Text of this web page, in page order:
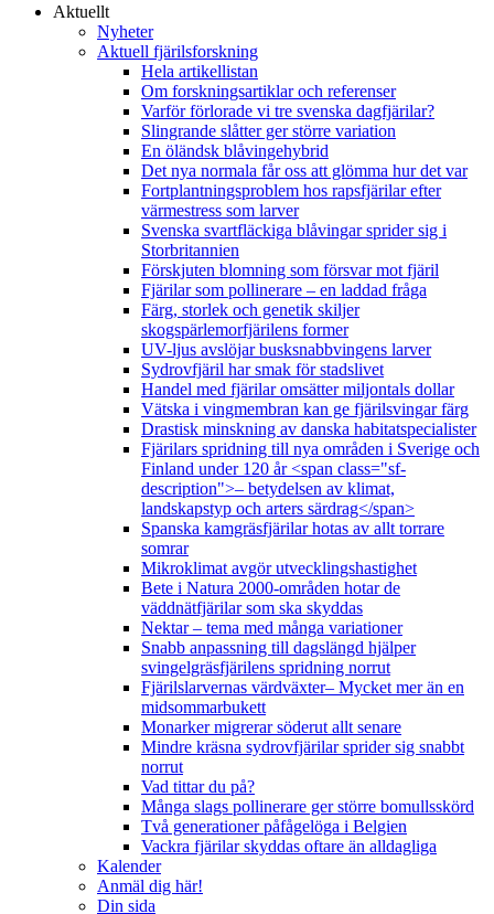
Aktuellt
Nyheter
Aktuell fjärilsforskning
Hela artikellistan
Om forskningsartiklar och referenser
Varför förlorade vi tre svenska dagfjärilar?
Slingrande slåtter ger större variation
En öländsk blåvingehybrid
Det nya normala får oss att glömma hur det var
Fortplantningsproblem hos rapsfjärilar efter
värmestress som larver
Svenska svartfläckiga blåvingar sprider sig i
Storbritannien
Förskjuten blomning som försvar mot fjäril
Fjärilar som pollinerare – en laddad fråga
Färg, storlek och genetik skiljer
skogspärlemorfjärilens former
UV-ljus avslöjar busksnabbvingens larver
Sydrovfjäril har smak för stadslivet
Handel med fjärilar omsätter miljontals dollar
Vätska i vingmembran kan ge fjärilsvingar färg
Drastisk minskning av danska habitatspecialister
Fjärilars spridning till nya områden i Sverige och
Finland under 120 år <span class="sf-
description">– betydelsen av klimat,
landskapstyp och arters särdrag</span>
Spanska kamgräsfjärilar hotas av allt torrare
somrar
Mikroklimat avgör utvecklingshastighet
Bete i Natura 2000-områden hotar de
väddnätfjärilar som ska skyddas
Nektar – tema med många variationer
Snabb anpassning till dagslängd hjälper
svingelgräsfjärilens spridning norrut
Fjärilslarvernas värdväxter– Mycket mer än en
midsommarbukett
Monarker migrerar söderut allt senare
Mindre kräsna sydrovfjärilar sprider sig snabbt
norrut
Vad tittar du på?
Många slags pollinerare ger större bomullsskörd
Två generationer påfågelöga i Belgien
Vackra fjärilar skyddas oftare än alldagliga
Kalender
Anmäl dig här!
Din sida